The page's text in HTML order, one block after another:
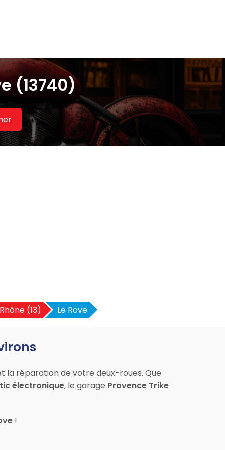
(13740)
(13) Le Rove
la réparation de votre deux-roues. Que
électronique, le garage Provence Trike
!